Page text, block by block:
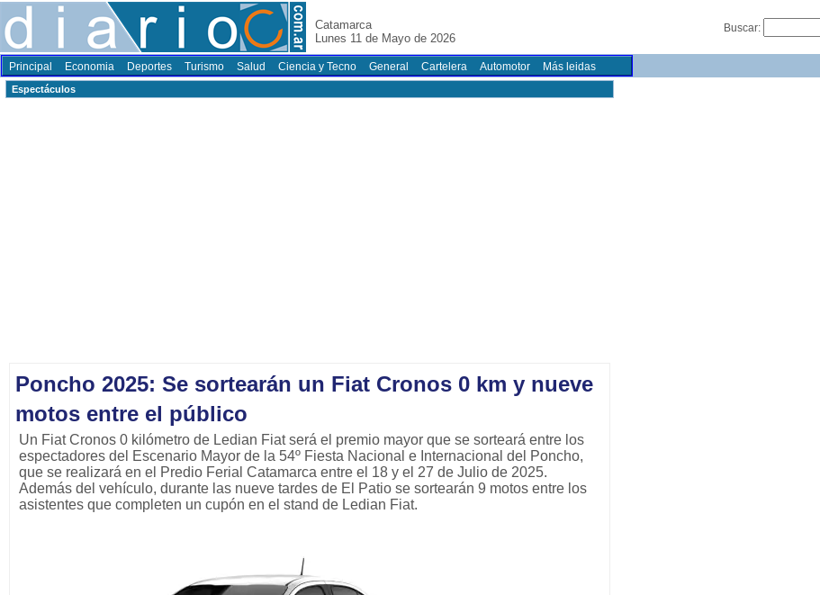
Catamarca
Lunes 11 de Mayo de 2026
Buscar:
Principal Economia Deportes Turismo Salud Ciencia y Tecno General Cartelera Automotor Más leidas
Espectáculos
Poncho 2025: Se sortearán un Fiat Cronos 0 km y nueve
motos entre el público
Un Fiat Cronos 0 kilómetro de Ledian Fiat será el premio mayor que se sorteará entre los
espectadores del Escenario Mayor de la 54º Fiesta Nacional e Internacional del Poncho,
que se realizará en el Predio Ferial Catamarca entre el 18 y el 27 de Julio de 2025.
Además del vehículo, durante las nueve tardes de El Patio se sortearán 9 motos entre los
asistentes que completen un cupón en el stand de Ledian Fiat.